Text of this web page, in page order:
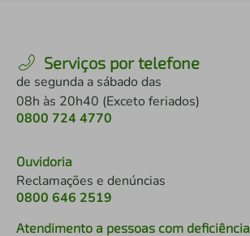
Serviços por telefone
de segunda a sábado das
08h às 20h40 (Exceto feriados)
0800 724 4770
Ouvidoria
Reclamações e denúncias
0800 646 2519
Atendimento a pessoas com deficiência